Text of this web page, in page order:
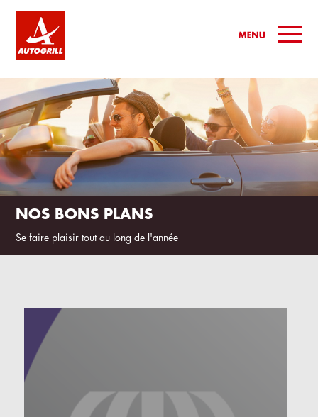
NOS BONS PLANS
Se faire plaisir tout au long de l'année